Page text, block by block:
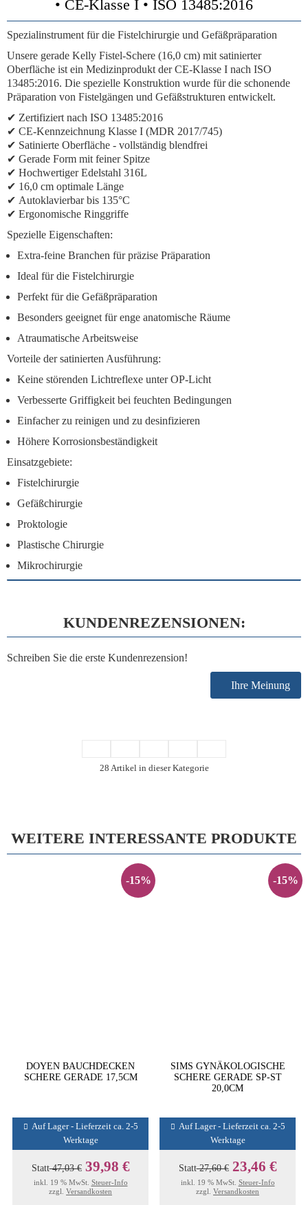
• CE-Klasse I • ISO 13485:2016
Spezialinstrument für die Fistelchirurgie und Gefäßpräparation
Unsere gerade Kelly Fistel-Schere (16,0 cm) mit satinierter
Oberfläche ist ein Medizinprodukt derCE-Klasse I nach ISO
13485:2016. Die spezielle Konstruktion wurde für die schonende
Präparation von Fistelgängen und Gefäßstrukturen entwickelt.
✔ Zertifiziert nach ISO 13485:2016
✔ CE-Kennzeichnung Klasse I (MDR 2017/745)
✔ Satinierte Oberfläche - vollständig blendfrei
✔ Gerade Form mit feiner Spitze
✔ Hochwertiger Edelstahl 316L
✔ 16,0 cm optimale Länge
✔ Autoklavierbar bis 135°C
✔ Ergonomische Ringgriffe
Spezielle Eigenschaften:
Extra-feine Branchen für präzise Präparation
Ideal für die Fistelchirurgie
Perfekt für die Gefäßpräparation
Besonders geeignet für enge anatomische Räume
Atraumatische Arbeitsweise
Vorteile der satinierten Ausführung:
Keine störenden Lichtreflexe unter OP-Licht
Verbesserte Griffigkeit bei feuchten Bedingungen
Einfacher zu reinigen und zu desinfizieren
Höhere Korrosionsbeständigkeit
Einsatzgebiete:
Fistelchirurgie
Gefäßchirurgie
Proktologie
Plastische Chirurgie
Mikrochirurgie
KUNDENREZENSIONEN:
Schreiben Sie die erste Kundenrezension!
Ihre Meinung
28 Artikel in dieser Kategorie
WEITERE INTERESSANTE PRODUKTE
-15%
DOYEN BAUCHDECKEN
SCHERE GERADE 17,5CM
Auf Lager - Lieferzeit ca. 2-5
Werktage
Statt47,03 € 39,98 €
inkl. 19 % MwSt. Steuer-Info
zzgl. Versandkosten
-15%
SIMS GYNÄKOLOGISCHE
SCHERE GERADE SP-ST
20,0CM
Auf Lager - Lieferzeit ca. 2-5
Werktage
Statt27,60 € 23,46 €
inkl. 19 % MwSt. Steuer-Info
zzgl. Versandkosten